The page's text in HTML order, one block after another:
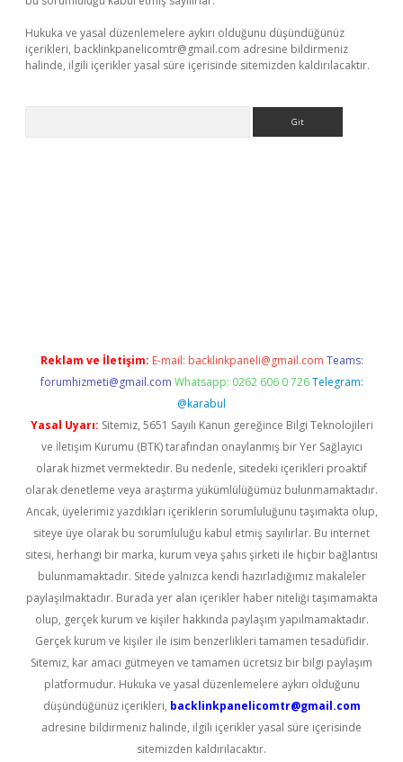
Hukuka ve yasal düzenlemelere aykırı olduğunu düşündüğünüz
içerikleri, backlinkpanelicomtr@gmail.com adresine bildirmeniz
halinde, ilgili içerikler yasal süre içerisinde sitemizden kaldırılacaktır.
Reklam ve İletişim: E-mail: backlinkpaneli@gmail.com Teams:
forumhizmeti@gmail.com Whatsapp: 0262 606 0 726 Telegram:
@karabul
Yasal Uyarı: Sitemiz, 5651 Sayılı Kanun gereğince Bilgi Teknolojileri
ve İletişim Kurumu (BTK) tarafından onaylanmış bir Yer Sağlayıcı
olarak hizmet vermektedir. Bu nedenle, sitedeki içerikleri proaktif
olarak denetleme veya araştırma yükümlülüğümüz bulunmamaktadır.
Ancak, üyelerimiz yazdıkları içeriklerin sorumluluğunu taşımakta olup,
siteye üye olarak bu sorumluluğu kabul etmiş sayılırlar. Bu internet
sitesi, herhangi bir marka, kurum veya şahıs şirketi ile hiçbir bağlantısı
bulunmamaktadır. Sitede yalnızca kendi hazırladığımız makaleler
paylaşılmaktadır. Burada yer alan içerikler haber niteliği taşımamakta
olup, gerçek kurum ve kişiler hakkında paylaşım yapılmamaktadır.
Gerçek kurum ve kişiler ile isim benzerlikleri tamamen tesadüfidir.
Sitemiz, kar amacı gütmeyen ve tamamen ücretsiz bir bilgi paylaşım
platformudur. Hukuka ve yasal düzenlemelere aykırı olduğunu
düşündüğünüz içerikleri, backlinkpanelicomtr@gmail.com
adresine bildirmeniz halinde, ilgili içerikler yasal süre içerisinde
sitemizden kaldırılacaktır.